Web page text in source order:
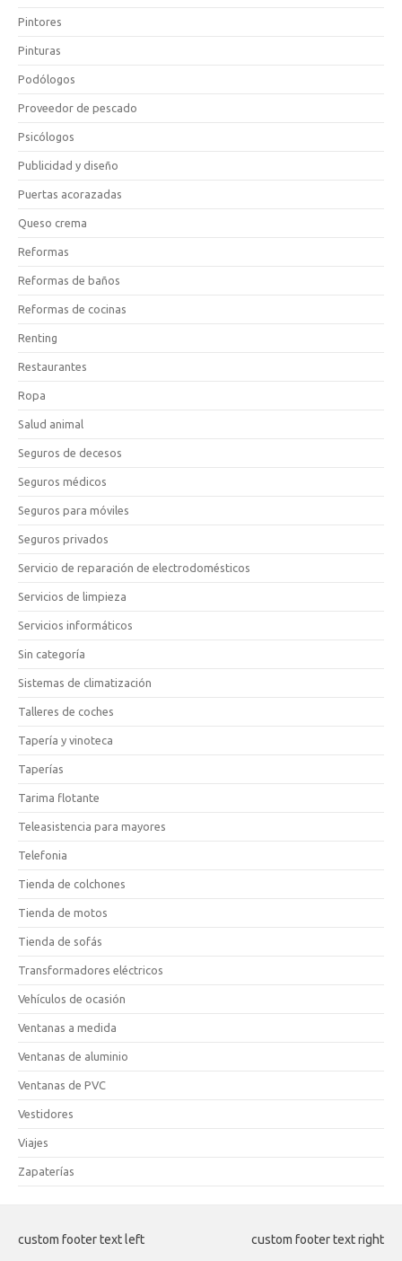
Pintores
Pinturas
Podólogos
Proveedor de pescado
Psicólogos
Publicidad y diseño
Puertas acorazadas
Queso crema
Reformas
Reformas de baños
Reformas de cocinas
Renting
Restaurantes
Ropa
Salud animal
Seguros de decesos
Seguros médicos
Seguros para móviles
Seguros privados
Servicio de reparación de electrodomésticos
Servicios de limpieza
Servicios informáticos
Sin categoría
Sistemas de climatización
Talleres de coches
Tapería y vinoteca
Taperías
Tarima flotante
Teleasistencia para mayores
Telefonia
Tienda de colchones
Tienda de motos
Tienda de sofás
Transformadores eléctricos
Vehículos de ocasión
Ventanas a medida
Ventanas de aluminio
Ventanas de PVC
Vestidores
Viajes
Zapaterías
custom footer text left custom footer text right